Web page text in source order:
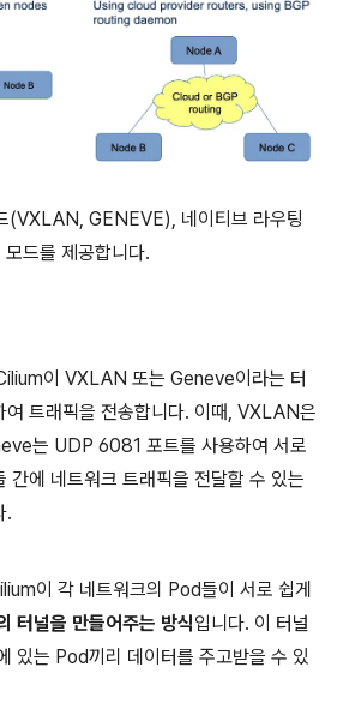
(VXLAN, GENEVE), 네이티브 라우팅
드를 제공합니다.
이 VXLAN 또는 Geneve이라는 터
여 트래픽을 전송합니다. 이때, VXLAN은
는 UDP 6081 포트를 사용하여 서로
간에 네트워크 트래픽을 전달할 수 있는
.
이 각 네트워크의 Pod들이 서로 쉽게
터널을 만들어주는 방식입니다. 이 터널
있는 Pod끼리 데이터를 주고받을 수 있